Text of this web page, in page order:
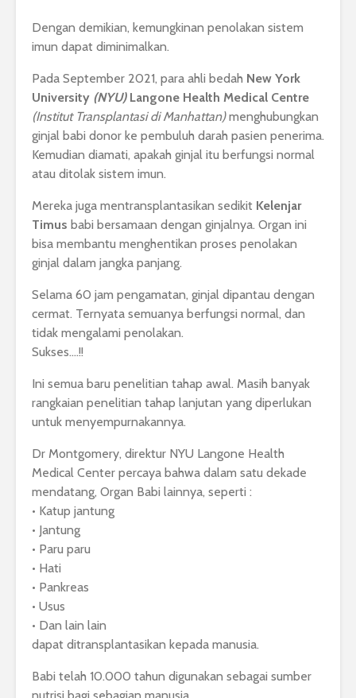
Dengan demikian, kemungkinan penolakan sistem
imun dapat diminimalkan.
Pada September 2021, para ahli bedah New York
University (NYU)Langone Health Medical Centre
(Institut Transplantasi di Manhattan)menghubungkan
ginjal babi donor ke pembuluh darah pasien penerima.
Kemudian diamati, apakah ginjal itu berfungsi normal
atau ditolak sistem imun.
Mereka juga mentransplantasikan sedikit Kelenjar
Timus babi bersamaan dengan ginjalnya. Organ ini
bisa membantu menghentikan proses penolakan
ginjal dalam jangka panjang.
Selama 60 jam pengamatan, ginjal dipantau dengan
cermat. Ternyata semuanya berfungsi normal, dan
tidak mengalami penolakan.
Sukses….!!
Ini semua baru penelitian tahap awal. Masih banyak
rangkaian penelitian tahap lanjutan yang diperlukan
untuk menyempurnakannya.
Dr Montgomery, direktur NYU Langone Health
Medical Center percaya bahwa dalam satu dekade
mendatang, Organ Babi lainnya, seperti :
• Katup jantung
• Jantung
• Paru paru
• Hati
• Pankreas
• Usus
• Dan lain lain
dapat ditransplantasikan kepada manusia.
Babi telah 10.000 tahun digunakan sebagai sumber